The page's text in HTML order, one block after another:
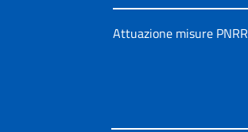
Attuazione misure PNRR